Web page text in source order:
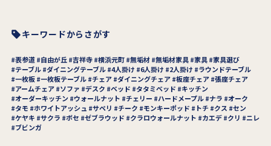
キーワードからさがす
表参道 自由が丘 吉祥寺 横浜元町 無垢材 無垢材家具 家具
家具選び
テーブル ダイニングテーブル 4人掛け 6人掛け 2人掛け
ラウンドテーブル
一枚板 一枚板テーブル チェア ダイニングチェア 板座チェア 張座チェア
アームチェア
ソファ デスク ベッド タタミベッド
キッチン
オーダーキッチン
ウォールナット チェリー ハードメープル ナラ
オーク
タモ
ホワイトアッシュ サペリ チーク モンキーポッド トチ クス
セン
ケヤキ
サクラ ボセ ゼブラウッド クラロウォールナット カエデ クリ
ニレ
ブビンガ